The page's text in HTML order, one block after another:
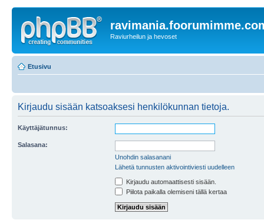
Raviurheilun ja hevoset
Etusivu
Kirjaudu sisään katsoaksesi henkilökunnan tietoja.
Käyttäjätunnus:
Salasana:
Unohdin salasanani
Lähetä tunnusten aktivointiviesti uudelleen
Kirjaudu automaattisesti sisään.
Piilota paikalla olemiseni tällä kertaa